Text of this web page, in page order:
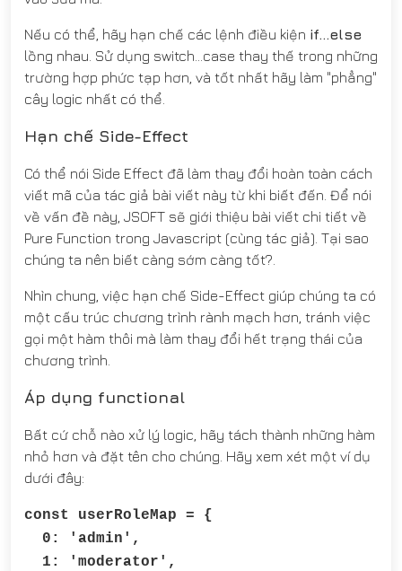
Nếu có thể, hãy hạn chế các lệnh điều kiện if...else
lồng nhau. Sử dụng switch...case thay thế trong những
trường hợp phức tạp hơn, và tốt nhất hãy làm "phẳng"
cây logic nhất có thể.
Hạn chế Side-Effect
Có thể nói Side Effect đã làm thay đổi hoàn toàn cách
viết mã của tác giả bài viết này từ khi biết đến. Để nói
về vấn đề này, JSOFT sẽ giới thiệu bài viết chi tiết về
Pure Function trong Javascript (cùng tác giả). Tại sao
chúng ta nên biết càng sớm càng tốt?.
Nhìn chung, việc hạn chế Side-Effect giúp chúng ta có
một cấu trúc chương trình rành mạch hơn, tránh việc
gọi một hàm thôi mà làm thay đổi hết trạng thái của
chương trình.
Áp dụng functional
Bất cứ chỗ nào xử lý logic, hãy tách thành những hàm
nhỏ hơn và đặt tên cho chúng. Hãy xem xét một ví dụ
dưới đây:
const userRoleMap = {
0: 'admin',
1: 'moderator',